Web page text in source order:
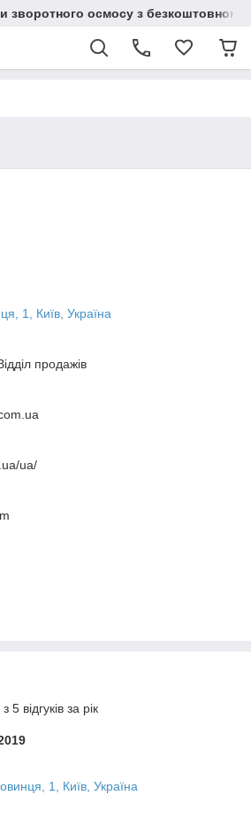
зворотного осмосу з безкоштовною
1, Київ, Україна
Відділ продажів
ua/
відгуків за рік
1, Київ, Україна